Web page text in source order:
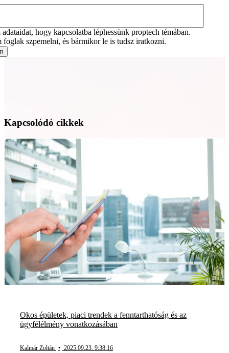
hogy kapcsolatba léphessünk proptech témában.
foglak szpemelni, és bármikor le is tudsz iratkozni.
Kapcsolódó cikkek
Okos épületek, piaci trendek a fenntarthatóság és az
ügyfélélmény vonatkozásában
Kalmár Zoltán • 2025.09.23. 9:38:16